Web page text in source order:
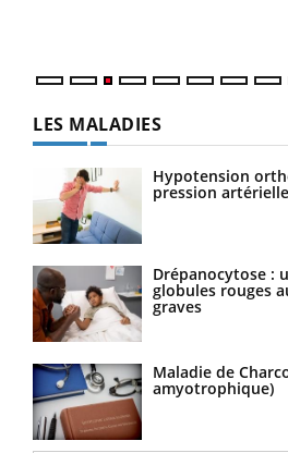
LES MALADIES
Hypotension
pression
Drépanocytose :
globules rouges
graves
Maladie de
amyotrophique)